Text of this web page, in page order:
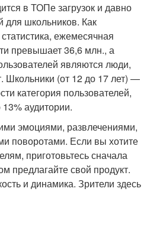
в ТОПе загрузок и давно
для школьников. Как
ежемесячная
превышает 36,6 млн., а
являются люди,
Школьники (от 12 до 17 лет) —
категория пользователей,
13% аудитории.
эмоциями, развлечениями,
поворотами. Если вы хотите
приготовьтесь сначала
предлагайте свой продукт.
и динамика. Зрители здесь